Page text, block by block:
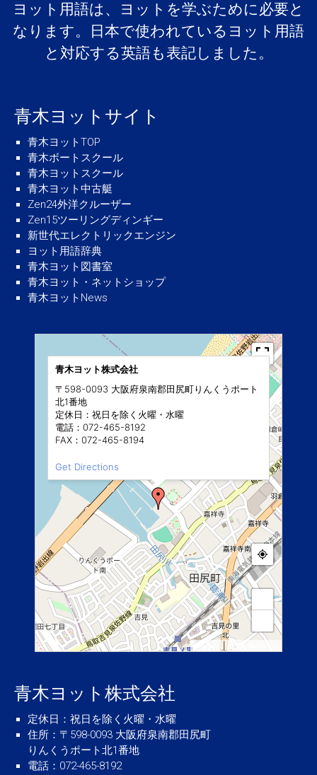
ヨット用語は、ヨットを学ぶために必要と
なります。日本で使われているヨット用語
と対応する英語も表記しました。
青木ヨットサイト
青木ヨットTOP
青木ボートスクール
青木ヨットスクール
青木ヨット中古艇
Zen24外洋クルーザー
Zen15ツーリングディンギー
新世代エレクトリックエンジン
ヨット用語辞典
青木ヨット図書室
青木ヨット・ネットショップ
青木ヨットNews
MapPress| © OpenStreetMap
青木ヨット株式会社
〒598-0093 大阪府泉南郡田尻町りんくうポート
北1番地
定休日：祝日を除く火曜・水曜
電話：072-465-8192
FAX：072-465-8194
Get Directions
青木ヨット株式会社
定休日 ：祝日を除く火曜・水曜
住所 ：〒598-0093 大阪府泉南郡田尻町
りんくうポート北1番地
電話 ：072-465-8192